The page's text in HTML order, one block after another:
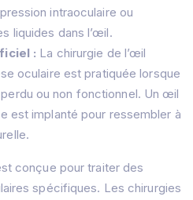
intraoculaire ou
liquides dans l’œil.
: La chirurgie de l’œil
oculaire est pratiquée lorsque
ou non fonctionnel. Un œil
est implanté pour ressembler à
conçue pour traiter des
spécifiques. Les chirurgies